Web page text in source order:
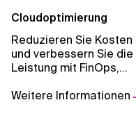
Sie Ihre
pragmatischer Methodik
und messbaren
Ergebnissen.
Cloudoptimierung
Reduzieren Sie Kosten
und verbessern Sie die
Leistung mit FinOps,
massgeschneiderten
Weitere Informationen